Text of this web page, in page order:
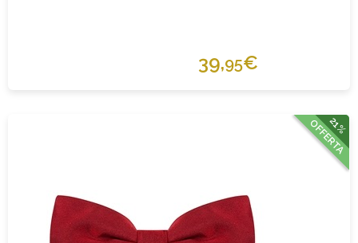
39,95€
21%
OFFERTA